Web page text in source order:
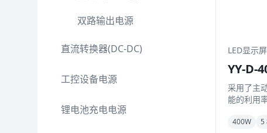
双路输出电源
直流转换器(DC-DC)
工控设备电源
锂电池充电电源
LED显示
YY-D-
采用了主
能的利用
400W 5